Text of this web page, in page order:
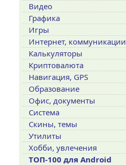
Видео
Графика
Игры
Интернет, коммуникации
Калькуляторы
Криптовалюта
Навигация, GPS
Образование
Офис, документы
Система
Скины, темы
Утилиты
Хобби, увлечения
ТОП-100 для Android